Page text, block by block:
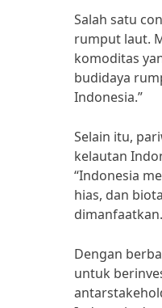
Salah satu
rumput laut.
komoditas
budidaya
Indonesia.”
Selain itu,
kelautan
“Indonesia
hias, dan
Dengan
untuk